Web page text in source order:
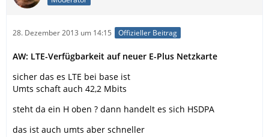
28. Dezember 2013 um 14:15 Offizieller Beitrag
AW: LTE-Verfügbarkeit auf neuer E-Plus Netzkarte
sicher das es LTE bei base ist
Umts schaft auch 42,2 Mbits
steht da ein H oben ? dann handelt es sich HSDPA
das ist auch umts aber schneller